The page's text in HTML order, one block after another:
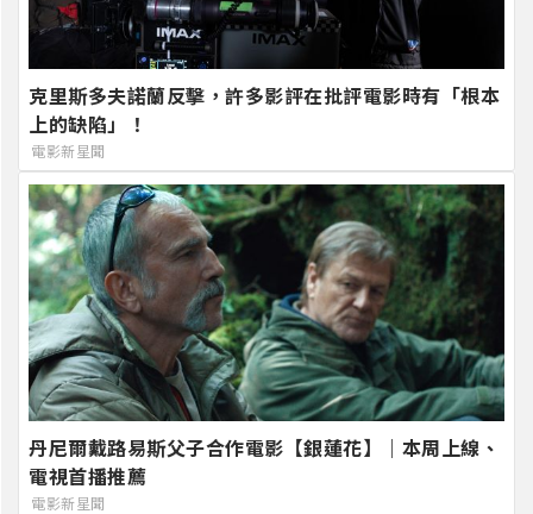
克里斯多夫諾蘭反擊，許多影評在批評電影時有「根本
上的缺陷」！
電影新星聞
丹尼爾戴路易斯父子合作電影【銀蓮花】｜本周上線、
電視首播推薦
電影新星聞